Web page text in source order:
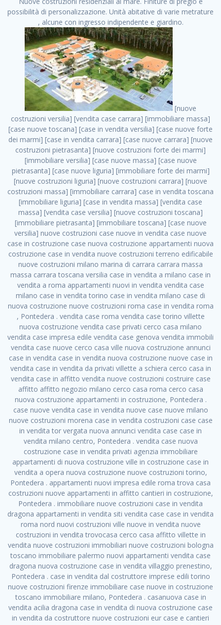
possibilità di personalizzazione. Unità abitative di varie metrature
, alcune con ingresso indipendente e giardino.
[nuove costruzioni versilia] [vendita case carrara] [immobiliare massa] [case nuove toscana] [case in vendita versilia] [case nuove forte dei marmi] [case in vendita carrara] [case nuove carrara] [nuove costruzioni pietrasanta] [nuove costruzioni forte dei marmi] [immobiliare versilia] [case nuove massa] [case nuove pietrasanta] [case nuove liguria] [immobiliare forte dei marmi] [nuove costruzioni liguria] [nuove costruzioni carrara] [nuove costruzioni massa] [immobiliare carrara] case in vendita toscana [immobiliare liguria] [case in vendita massa] [vendita case massa] [vendita case versilia] [nuove costruzioni toscana] [immobiliare pietrasanta] [immobiliare toscana] [case nuove versilia] nuove costruzioni case nuove in vendita case nuove case in costruzione case nuova costruzione appartamenti nuova costruzione case in vendita nuove costruzioni terreno edificabile nuove costruzioni milano marina di carrara carrara massa massa carrara toscana versilia case in vendita a milano case in vendita a roma appartamenti nuovi in vendita vendita case milano case in vendita torino case in vendita milano case di nuova costruzione nuove costruzioni roma case in vendita roma , Pontedera . vendita case roma vendita case torino villette nuova costruzione vendita case privati cerco casa milano vendita case impresa edile vendita case genova vendita immobili vendita case nuove cerco casa ville nuova costruzione annunci case in vendita case in vendita nuova costruzione nuove case in vendita case in vendita da privati villette a schiera cerco casa in vendita case in affitto vendita nuove costruzioni costruire case affitto affitto negozio milano cerco casa roma cerco casa nuova costruzione appartamenti in costruzione, Pontedera . case nuove vendita case in vendita nuove case nuove milano nuove costruzioni morena case in vendita costruzioni case case in vendita tor vergata nuova annunci vendita case case in vendita milano centro, Pontedera . vendita case nuova costruzione case in vendita privati agenzia immobiliare appartamenti di nuova costruzione ville in costruzione case in vendita a opera nuova costruzione nuove costruzioni torino, Pontedera . appartamenti nuovi impresa edile roma trova casa costruzioni nuove appartamenti in affitto cantieri in costruzione, Pontedera . immobiliare nuove costruzioni case in vendita dragona appartamenti in vendita siti vendita case case in vendita roma nord nuovi costruzioni ville nuove in vendita nuove costruzioni in vendita trovocasa cerco casa affitto villette in vendita nuove costruzioni immobiliari nuove costruzioni bologna toscano immobiliare palermo nuovi appartamenti vendita case dragona nuova costruzione case in vendita villaggio prenestino, Pontedera . case in vendita dal costruttore imprese edili torino nuove costruzioni firenze immobiliare case nuove in costruzione toscano immobiliare milano, Pontedera . casanuova case in vendita acilia dragona case in vendita di nuova costruzione case in vendita da costruttore nuove costruzioni eur case e cantieri appartamenti in vendita nuova costruzione case in vendita a dragona roma case in vendita nuove case in costruzione porta portese immobiliare appartamenti cerco casa disperatamente case in vendita torresina cascine in vendita vendita immobili roma, Pontedera . milano nuove costruzioni morena case in vendita costruzioni edili nuove costruzioni catania visure catastali on line gratis nuove costruzioni monza case in costruzione milano, Pontedera . nuove costruzioni boccea vendita immobili milano attico immobiliare roma vendita imprese edili bergamo impresa edile bologna case in vendita a classe appartamento nuovo nuove costruzioni pietralata case costruzione case in vendita roma sud nuove costruzioni residenziali a milano appartamenti nuova costruzione milano case in vendita boccea case in vendita morena nuove costruzioni vendita immobili privati, Pontedera . comprare casa nuova costruzione case in vendita con leasing case in vendita ostia antica case nuova costruzione milano appartamenti nuovi milano case nuove roma nuove costruzioni bari edilizia convenzionata case in vendita a tortona villaggio prenestino case in vendita toscano immobiliare professione casa nuove costruzioni parma impresa costruzioni nuove case nuove costruzioni bergamo vendita immobili torino ville di nuova costruzione solo affitti appartamento nuovo in vendita appartamenti nuova costruzione roma case nuova costruzione roma, Pontedera . nuove costruzioni a milano case in costruzione roma impresa di costruzioni grimaldi immobiliare costruzioni villetta nuova costruzione case in vendita da imprese edili cerco casa a acquisto casa in costruzione nuove costruzioni mare costruzioni immobiliari cantieri nuove costruzioni acquisto casa nuova costruzione nuove costruzioni padova comprare casa in costruzione impresa edile napoli nuove costruzioni pescara casa risorse immobiliari, Pontedera . immobili in costruzione villette nuove villette nuove in vendita gabetti imprese edili verona nuove costruzioni milano sud nuovi immobili nuove costruzioni legnano, Pontedera . cantieri nuove costruzioni milano villa nuova case vendita nuove costruzioni appartamenti in vendita nuovi immobili nuovi costruttori case imprese edili brescia nuovi appartamenti milano case in vendita selva nera casa nuova retecasa case nuova costruzione in vendita monolocale imprese edili firenze imprese edili padova frimm vendita case dragona nuove costruzioni vendita imprese edili parma imprese di costruzioni milano immobiliare toscano frimm immobiliare roma case case dal costruttore acquisto terreno agricolo imprese edili italiane roma vende casa case nuove a milano nuove costruzioni a roma imprese costruzioni roma cerco casa nuova immobili di nuova costruzione case in vendita castelverde roma impresa edile palermo rent to buy roma nuove costruzioni, Pontedera . tempocasa case in vendita a riscatto nuove costruzioni varese nuove costruzioni bolzano vendita case in costruzione nuove costruzioni lecce cantiere milano costruire villa imprese edili treviso impresa edile catania case in vendita roma tiburtina vendita appartamenti nuova costruzione vendita immobili commerciali case nuove in vendita milano nuove costruzioni seregno cerca casa vendita cerco casa milano vendita nuove costruzioni milano ovest vendita case nuove milano imprese edili modena nuove costruzioni milano centro case in vendita aranova nuove abitazioni, Pontedera ., Pontedera . nuove costruzioni brescia nuove costruzioni como appartamenti nuovi in vendita a milano case in vendita bologna nuove costruzioni appartamenti in vendita milano nuova costruzione imprese edili como morena nuove costruzioni nuove costruzioni case vendita appartamenti nuovi nuove costruzioni salerno eurekasa villette in costruzione bilocali nuovi case nuove in vendita a roma case in vendita con permuta nuove costruzioni trento impresa edile varese imprese costruzioni milano imprese edili venezia case in vendita prenestina imprese edili spa nuove costruzioni gallarate roma nuove costruzioni case in nuova costruzione nuovi case nuove in vendita a milano nuove costruzioni loano nuovi cantieri milano imprese edili novara case in vendita roma est imprese di costruzioni roma appartamenti in costruzione milano nuovi cantieri cerco casa vendita milano nuove costruzioni brugherio vendita case da imprese edili imprese edili udine nuove costruzioni direttamente dal costruttore imprese edili vicenza case in vendita a loano nuova costruzione nuove villette prezzi case nuove case in vendita in costruzione compravendita terreno agricolo cantiere, Pontedera . case in vendita milano navigli costruzione nuova casa costruzioni nuove milano nuove costruzioni roma rent to buy nuove costruzioni taranto palazzo in costruzione vendita appartamenti nuova costruzione milano centro costruzioni milano case in vendita milano nuove costruzioni case in vendita milano sud impresa edile como case nuove a roma boccea case in vendita imprese edili trento nuove costruzioni buccinasco case in costruzione a milano nuove costruzioni ripamonti case in vendita a salerno nuove costruzioni nuove residenze milano case nuove vendita milano nuove costruzioni milano nord nuove costruzioni livorno vendita nuove costruzioni roma nuove costruzioni liguria costruzioni roma cerco casa roma vendita nuove costruzioni classe a impresa edile rimini nuovi annunci case in vendita nuove costruzioni magenta todini costruzioni case grezze in vendita vendita appartamenti nuovi milano case in vendita gallaratese milano nuove costruzioni arezzo, Pontedera . case in vendita castelverde case nuove dal costruttore nuovo appartamento nuove costruzioni desenzano imprese edili lombardia imprese edili veneto appartamenti in costruzione roma case vendita pescara nuove costruzioni case in vendita ad acilia imprese edili verona e provincia nuove costruzioni desio appartamenti classe a milano firenze nuove costruzioni pirelli re immobiliare grandi imprese di costruzioni case in vendita torresina roma case in vendita navigli milano nuove costruzioni roma centro nuovecostruzioni appartamenti nuovi a milano impresa edile ancona nuove residenze dragona case in vendita nuove costruzioni brindisi vendita nuove costruzioni milano case in vendita arredate nuove case milano case nuove milano centro sito impresa edile nuove costruzioni montesilvano case vendita monza nuove costruzioni vendita case nuove roma impresa edile monza case in vendit